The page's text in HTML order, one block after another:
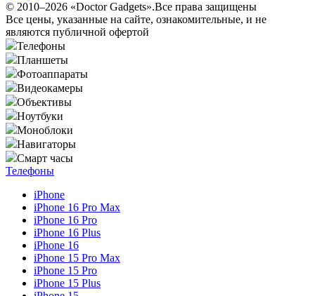
© 2010–2026 «Doctor Gadgets».Все права защищены
Все цены, указанные на сайте, ознакомительные, и не
являются публичной офертой
Телефоны
Планшеты
Фотоаппараты
Видеокамеры
Объективы
Ноутбуки
Моноблоки
Навигаторы
Смарт часы
Телефоны
iPhone
iPhone 16 Pro Max
iPhone 16 Pro
iPhone 16 Plus
iPhone 16
iPhone 15 Pro Max
iPhone 15 Pro
iPhone 15 Plus